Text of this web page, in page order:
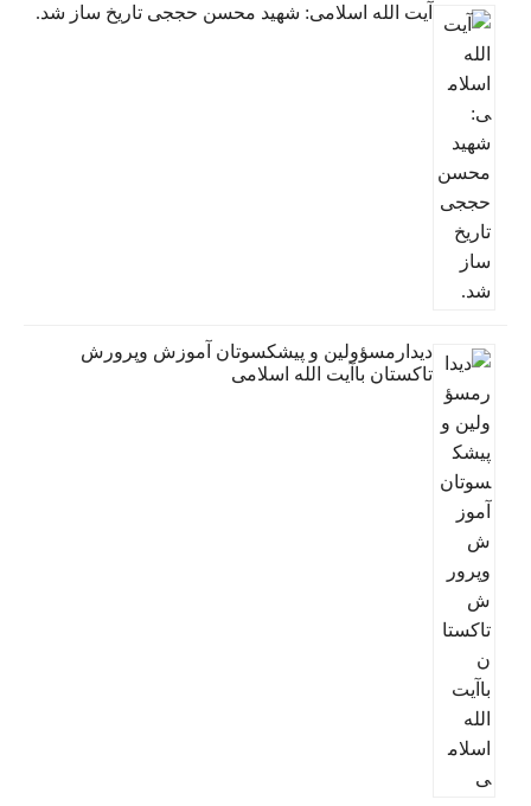
آیت الله اسلامی: شهید محسن حججی تاریخ ساز شد.
دیدارمسؤولین و پیشکسوتان آموزش وپرورش
تاکستان باآیت الله اسلامی